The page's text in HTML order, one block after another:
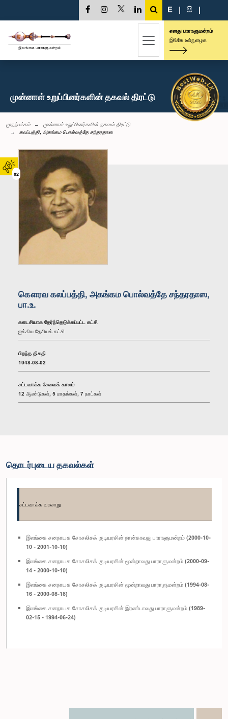
02
E | සි |
எனது பாராளுமன்றம்
இங்கே உள்நுழைக
முன்னாள் உறுப்பினர்களின் தகவல் திரட்டு
முதற்பக்கம்
முன்னாள் உறுப்பினர்களின் தகவல் திரட்டு
கலப்பத்தி, அகங்கம பொல்வத்தே சந்தரதாஸ
கௌரவ கலப்பத்தி, அகங்கம பொல்வத்தே சந்தரதாஸ,
பா.உ.
கடைசியாக தேர்ந்தெடுக்கப்பட்ட கட்சி
ஐக்கிய தேசியக் கட்சி
பிறந்த திகதி
1948-08-02
சட்டவாக்க சேவைக் காலம்
12 ஆண்டுகள், 5 மாதங்கள், 7 நாட்கள்
தொடர்புடைய தகவல்கள்
சட்டவாக்க வரலாறு
இலங்கை சனநாயக சோசலிசக் குடியரசின் நான்காவது பாராளுமன்றம் (2000-10-
10 - 2001-10-10)
இலங்கை சனநாயக சோசலிசக் குடியரசின் மூன்றாவது பாராளுமன்றம் (2000-09-
14 - 2000-10-10)
இலங்கை சனநாயக சோசலிசக் குடியரசின் மூன்றாவது பாராளுமன்றம் (1994-08-
16 - 2000-08-18)
இலங்கை சனநாயக சோசலிசக் குடியரசின் இரண்டாவது பாராளுமன்றம் (1989-
02-15 - 1994-06-24)